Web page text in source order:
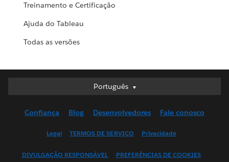
Treinamento e Certificação
Ajuda do Tableau
Todas as versões
Português
Português
English (UK)
Français (Canada)
Confiança Blog Desenvolvedores Fale conosco
Legal TERMOS DE SERVIÇO Privacidade
DIVULGAÇÃO RESPONSÁVEL PREFERÊNCIAS DE COOKIES